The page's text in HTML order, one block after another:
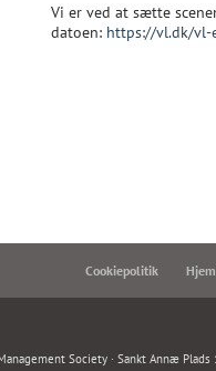
Vi er ved at sætte
datoen: https://vl.dk/vl-
Cookiepolitik
Society · Sankt Annæ